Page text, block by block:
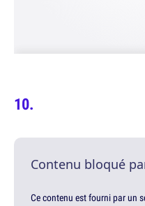
Contenu bloqué
Ce contenu est fourni par un